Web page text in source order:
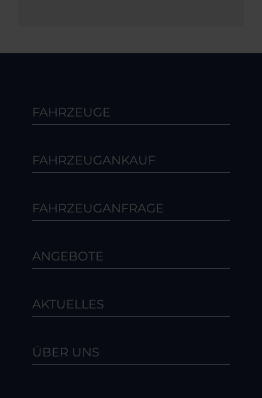
FAHRZEUGE
FAHRZEUGANKAUF
FAHRZEUGANFRAGE
ANGEBOTE
AKTUELLES
ÜBER UNS